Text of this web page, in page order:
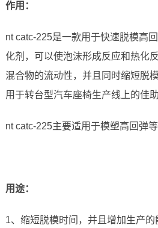
作用：
nt catc-225是一款用于快速脱模高
化剂，可以使泡沫形成反应和热化
混合物的流动性，并且同时缩短脱
用于转台型汽车座椅生产线上的佳助
nt catc-225主要适用于模塑高回弹等
用途：
1、缩短脱模时间，并且增加生产的